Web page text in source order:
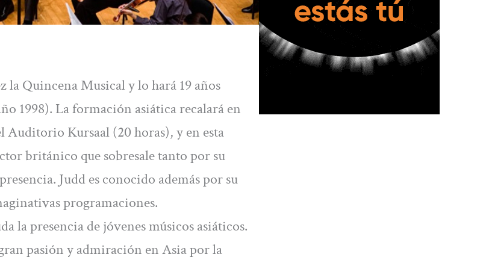
la Quincena Musical y lo hará 19 años
1998). La formación asiática recalará en
Auditorio Kursaal (20 horas), y en esta
británico que sobresale tanto por su
Judd es conocido además por su
programaciones.
la presencia de jóvenes músicos asiáticos.
pasión y admiración en Asia por la